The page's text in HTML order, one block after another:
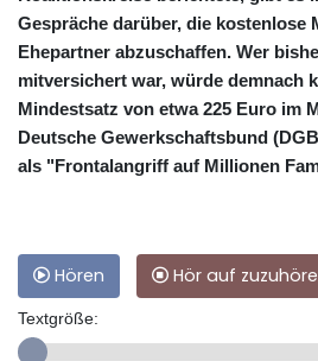
Gespräche darüber, die kostenlose
Ehepartner abzuschaffen. Wer
mitversichert war, würde demnach
Mindestsatz von etwa 225 Euro im
Deutsche Gewerkschaftsbund
als "Frontalangriff auf Millionen
Hören Hör auf
Textgröße: